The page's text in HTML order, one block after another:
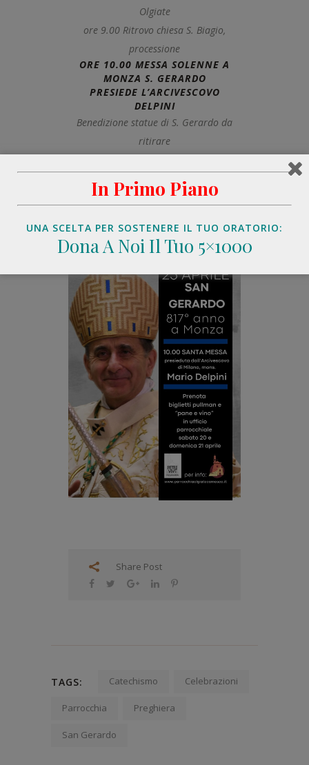
Olgiate
ore 9.00 Ritrovo chiesa S. Biagio,
processione
ORE 10.00 MESSA SOLENNE A
MONZA S. GERARDO
PRESIEDE L’ARCIVESCOVO
DELPINI
Benedizione statue di S. Gerardo da
ritirare
I sacerdoti della comunità
Share Post
TAGS: Catechismo Celebrazioni
Parrocchia Preghiera
San Gerardo
In Primo Piano
UNA SCELTA PER SOSTENERE IL TUO ORATORIO:
Dona A Noi Il Tuo 5×1000